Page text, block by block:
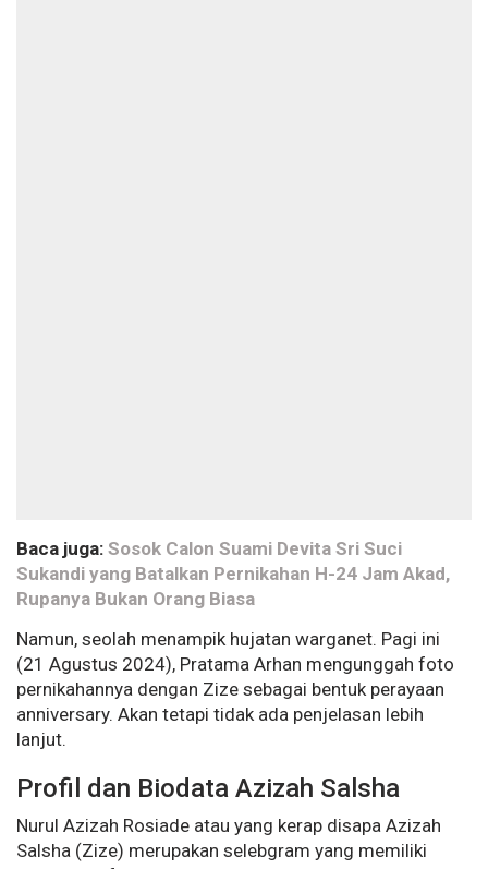
Baca juga: Sosok Calon Suami Devita Sri Suci
Sukandi yang Batalkan Pernikahan H-24 Jam Akad,
Rupanya Bukan Orang Biasa
Namun, seolah menampik hujatan warganet. Pagi ini
(21 Agustus 2024), Pratama Arhan mengunggah foto
pernikahannya dengan Zize sebagai bentuk perayaan
anniversary. Akan tetapi tidak ada penjelasan lebih
lanjut.
Profil dan Biodata Azizah Salsha
Nurul Azizah Rosiade atau yang kerap disapa Azizah
Salsha (Zize) merupakan selebgram yang memiliki